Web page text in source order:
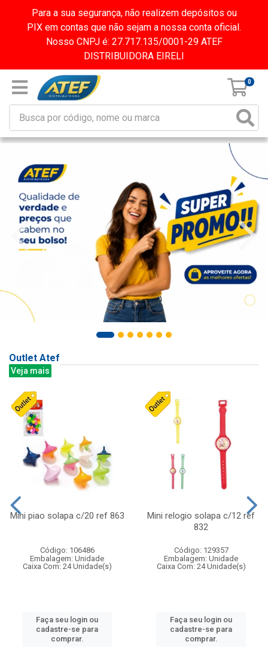
Para a sua segurança, não realizem depósitos ou
PIX em contas que não sejam a nossa conta oficial.
Nosso CNPJ é: 27.717.135/0001-29 ATEF
DISTRIBUIDORA EIRELI
0
Outlet Atef
Veja mais
Mini piao solapa c/20 ref 863
Código: 106486
Embalagem: Unidade
Caixa Com: 24 Unidade(s)
Faça seu login ou
cadastre-se para
comprar.
Mini relogio solapa c/12 ref
832
Código: 129357
Embalagem: Unidade
Caixa Com: 24 Unidade(s)
Faça seu login ou
cadastre-se para
comprar.